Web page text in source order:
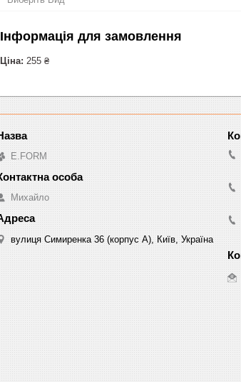
Інформація для замовлення
Ціна: 255 ₴
E.FORM
Михайло
вулиця Симиренка 36 (корпус А), Київ, Україна